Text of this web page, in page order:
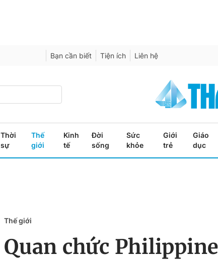
Bạn cần biết Tiện ích Liên hệ
Thời
sự
Thế
giới
Kinh
tế
Đời
sống
Sức
khỏe
Giới
trẻ
Giáo
dục
Thế giới
Quan chức